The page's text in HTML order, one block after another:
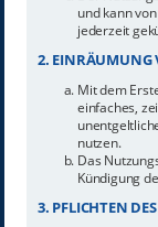
und kann
jederzeit
2. EINRÄUMUNG
Mit dem
einfaches,
nutzen.
Das
Kündigung
3. PFLICHTEN